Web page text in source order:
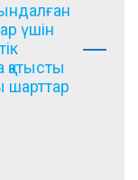
үшін
шарттар